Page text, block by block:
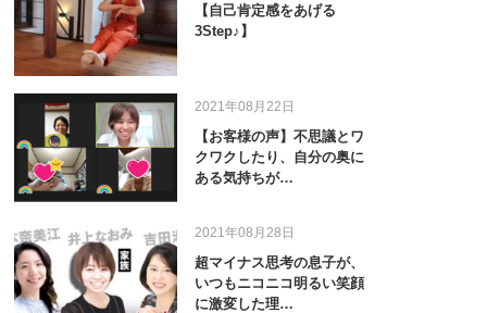
【自己肯定感をあげる
3Step♪】
2021年08月22日
【お客様の声】不思議とワ
クワクしたり、自分の奥に
ある気持ちが…
2021年08月28日
超マイナス思考の息子が、
いつもニコニコ明るい笑顔
に激変した理…